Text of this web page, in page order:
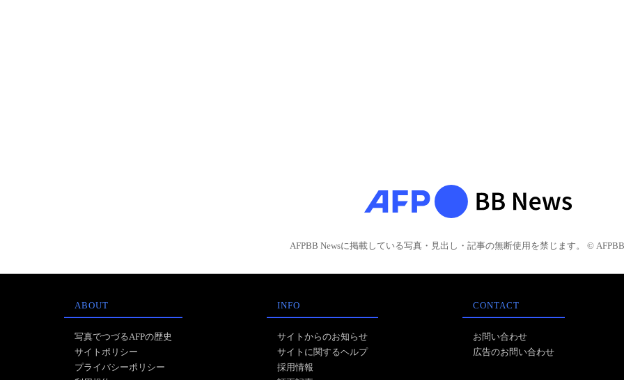
AFPBB Newsに掲載している写真・見出し・記事の無断使用を禁じます。 © AFPBB
ABOUT
写真でつづるAFPの歴史
サイトポリシー
プライバシーポリシー
INFO
サイトからのお知らせ
サイトに関するヘルプ
採用情報
CONTACT
お問い合わせ
広告のお問い合わせ